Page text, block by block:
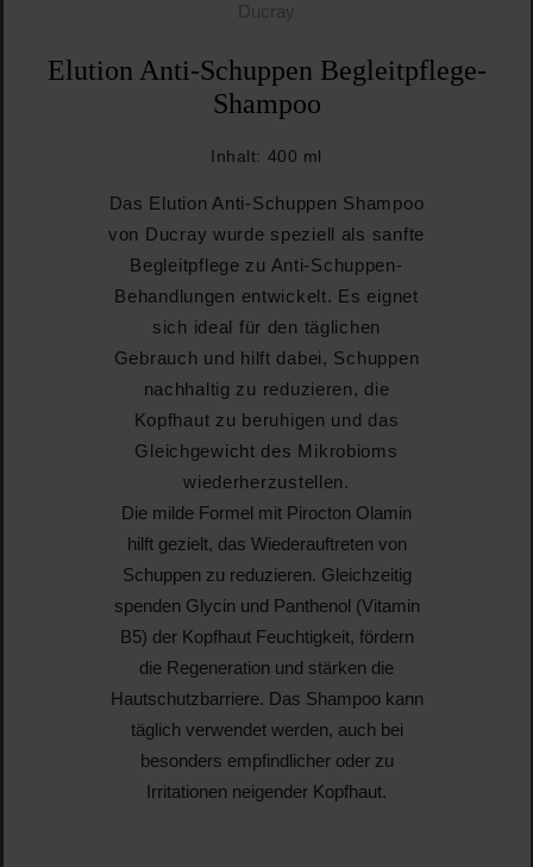
Ducray
Elution Anti-Schuppen Begleitpflege-
Shampoo
Inhalt: 400 ml
Das Elution Anti-Schuppen Shampoo
von Ducray wurde speziell als sanfte
Begleitpflege zu Anti-Schuppen-
Behandlungen entwickelt. Es eignet
sich ideal für den täglichen
Gebrauch und hilft dabei, Schuppen
nachhaltig zu reduzieren, die
Kopfhaut zu beruhigen und das
Gleichgewicht des Mikrobioms
wiederherzustellen.
Die milde Formel mit Pirocton Olamin
hilft gezielt, das Wiederauftreten von
Schuppen zu reduzieren. Gleichzeitig
spenden Glycin und Panthenol (Vitamin
B5) der Kopfhaut Feuchtigkeit, fördern
die Regeneration und stärken die
Hautschutzbarriere. Das Shampoo kann
täglich verwendet werden, auch bei
besonders empfindlicher oder zu
Irritationen neigender Kopfhaut.